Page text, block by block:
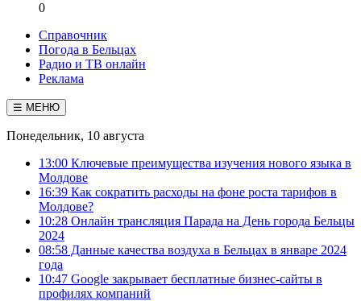
0
Справочник
Погода в Бельцах
Радио и ТВ онлайн
Реклама
☰ МЕНЮ
Понедельник, 10 августа
13:00 Ключевые преимущества изучения нового языка в
Молдове
16:39 Как сократить расходы на фоне роста тарифов в
Молдове?
10:28 Онлайн трансляция Парада на День города Бельцы
2024
08:58 Данные качества воздуха в Бельцах в январе 2024
года
10:47 Google закрывает бесплатные бизнес-сайты в
профилях компаний